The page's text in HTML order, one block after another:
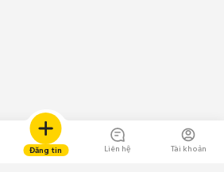
Đăng tin Liên hệ Tài khoản